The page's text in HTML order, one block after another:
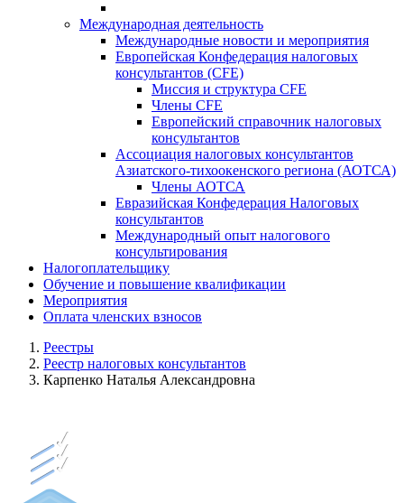
Международная деятельность
Международные новости и мероприятия
Европейская Конфедерация налоговых
консультантов (CFE)
Миссия и структура CFE
Члены CFE
Европейский справочник налоговых
консультантов
Ассоциация налоговых консультантов
Азиатского-тихоокенского региона (АОТСА)
Члены АОТСА
Евразийская Конфедерация Налоговых
консультантов
Международный опыт налогового
консультирования
Налогоплательщику
Обучение и повышение квалификации
Мероприятия
Оплата членских взносов
Реестры
Реестр налоговых консультантов
Карпенко Наталья Александровна